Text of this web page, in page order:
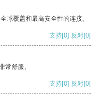
球覆盖和最高安全性的连接。
支持[0] 反对[0]
常舒服。
支持[0] 反对[0]